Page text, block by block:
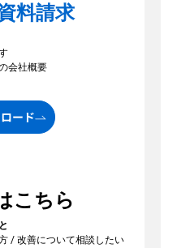
料請求
会社概要
ード
こちら
/ 改善について相談したい